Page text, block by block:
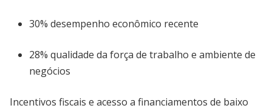
30% desempenho econômico recente
28% qualidade da força de trabalho e ambiente de
negócios
Incentivos fiscais e acesso a financiamentos de baixo